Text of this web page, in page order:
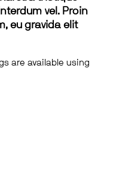
vel. Proin
eu gravida elit
are available using